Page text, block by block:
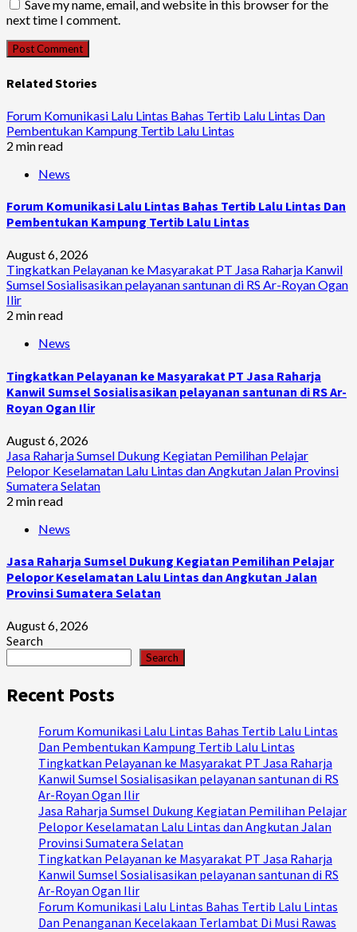
Save my name, email, and website in this browser for the
next time I comment.
Related Stories
Forum Komunikasi Lalu Lintas Bahas Tertib Lalu Lintas Dan
Pembentukan Kampung Tertib Lalu Lintas
2 min read
News
Forum Komunikasi Lalu Lintas Bahas Tertib Lalu Lintas Dan
Pembentukan Kampung Tertib Lalu Lintas
August 6, 2026
Tingkatkan Pelayanan ke Masyarakat PT Jasa Raharja Kanwil
Sumsel Sosialisasikan pelayanan santunan di RS Ar-Royan Ogan
Ilir
2 min read
News
Tingkatkan Pelayanan ke Masyarakat PT Jasa Raharja
Kanwil Sumsel Sosialisasikan pelayanan santunan di RS Ar-
Royan Ogan Ilir
August 6, 2026
Jasa Raharja Sumsel Dukung Kegiatan Pemilihan Pelajar
Pelopor Keselamatan Lalu Lintas dan Angkutan Jalan Provinsi
Sumatera Selatan
2 min read
News
Jasa Raharja Sumsel Dukung Kegiatan Pemilihan Pelajar
Pelopor Keselamatan Lalu Lintas dan Angkutan Jalan
Provinsi Sumatera Selatan
August 6, 2026
Search
Search
Recent Posts
Forum Komunikasi Lalu Lintas Bahas Tertib Lalu Lintas
Dan Pembentukan Kampung Tertib Lalu Lintas
Tingkatkan Pelayanan ke Masyarakat PT Jasa Raharja
Kanwil Sumsel Sosialisasikan pelayanan santunan di RS
Ar-Royan Ogan Ilir
Jasa Raharja Sumsel Dukung Kegiatan Pemilihan Pelajar
Pelopor Keselamatan Lalu Lintas dan Angkutan Jalan
Provinsi Sumatera Selatan
Tingkatkan Pelayanan ke Masyarakat PT Jasa Raharja
Kanwil Sumsel Sosialisasikan pelayanan santunan di RS
Ar-Royan Ogan Ilir
Forum Komunikasi Lalu Lintas Bahas Tertib Lalu Lintas
Dan Penanganan Kecelakaan Terlambat Di Musi Rawas